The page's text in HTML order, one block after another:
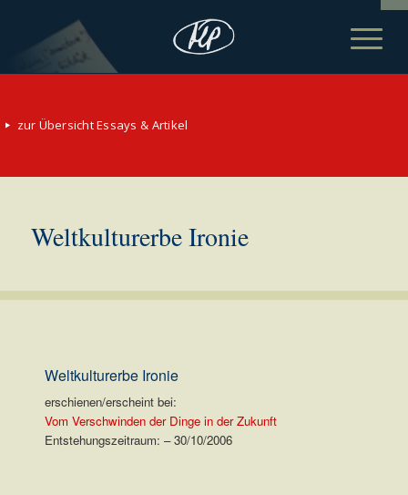
zur Übersicht Essays & Artikel
Weltkulturerbe Ironie
Weltkulturerbe Ironie
erschienen/erscheint bei:
Vom Verschwinden der Dinge in der Zukunft
Entstehungszeitraum: – 30/10/2006